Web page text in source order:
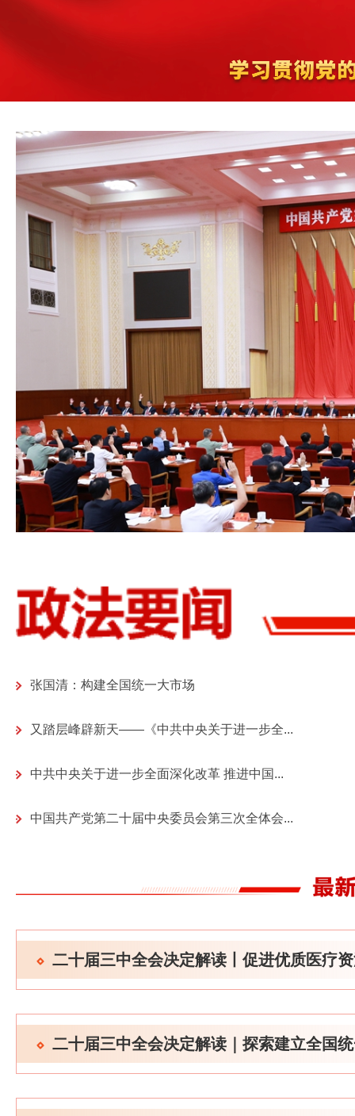
张国清：构建全国统一大市场
又踏层峰辟新天——《中共中央关于进一步全...
中共中央关于进一步全面深化改革 推进中国...
中国共产党第二十届中央委员会第三次全体会...
二十届三中全会决定解读丨促进优质医疗
二十届三中全会决定解读｜探索建立全国